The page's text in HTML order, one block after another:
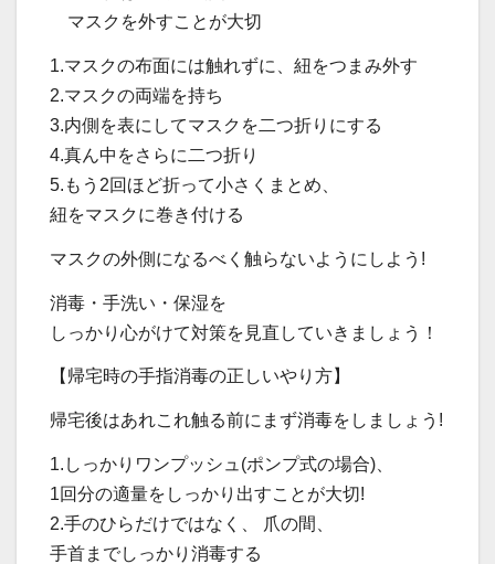
マスクを外すことが大切
1.マスクの布面には触れずに、紐をつまみ外す
2.マスクの両端を持ち
3.内側を表にしてマスクを二つ折りにする
4.真ん中をさらに二つ折り
5.もう2回ほど折って小さくまとめ、
紐をマスクに巻き付ける
マスクの外側になるべく触らないようにしよう!
消毒・手洗い・保湿を
しっかり心がけて対策を見直していきましょう！
【帰宅時の手指消毒の正しいやり方】
帰宅後はあれこれ触る前にまず消毒をしましょう!
1.しっかりワンプッシュ(ポンプ式の場合)、
1回分の適量をしっかり出すことが大切!
2.手のひらだけではなく、 爪の間、
手首までしっかり消毒する